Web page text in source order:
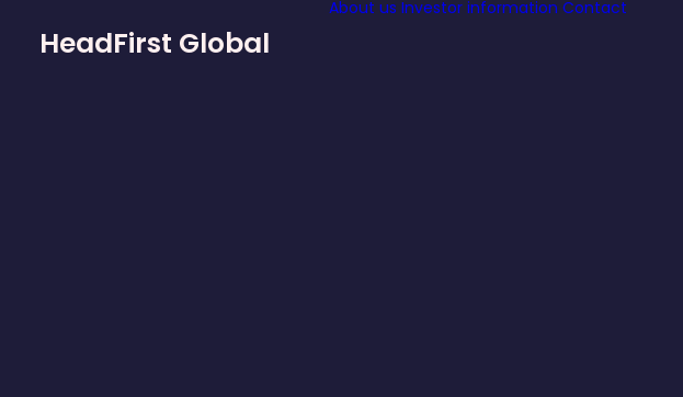
HeadFirst Global
About us Investor information Contact